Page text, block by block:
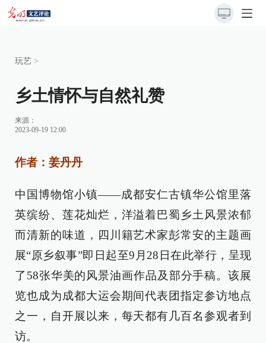
玩艺 >
乡土情怀与自然礼赞
来源：
2023-09-19 12:00
作者：姜丹丹
中国博物馆小镇——成都安仁古镇华公馆里落
英缤纷、莲花灿烂，洋溢着巴蜀乡土风景浓郁
而清新的味道，四川籍艺术家彭常安的主题画
展“原乡叙事”即日起至9月28日在此举行，呈现
了58张华美的风景油画作品及部分手稿。该展
览也成为成都大运会期间代表团指定参访地点
之一，自开展以来，每天都有几百名参观者到
访。